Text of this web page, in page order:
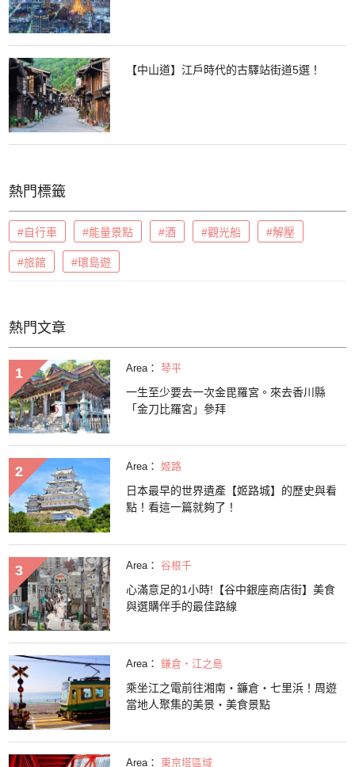
【中山道】江戶時代的古驛站街道5選！
熱門標籤
#自行車 #能量景點 #酒 #觀光船 #解壓
#旅館 #環島遊
熱門文章
Area： 琴平
一生至少要去一次金毘羅宮。來去香川縣
「金刀比羅宮」參拜
Area： 姬路
日本最早的世界遺產【姬路城】的歷史與看
點！看這一篇就夠了！
Area： 谷根千
心滿意足的1小時!【谷中銀座商店街】美食
與選購伴手的最佳路線
Area： 鎌倉・江之島
乘坐江之電前往湘南・鐮倉・七里浜！周遊
當地人聚集的美景・美食景點
Area： 東京塔區域